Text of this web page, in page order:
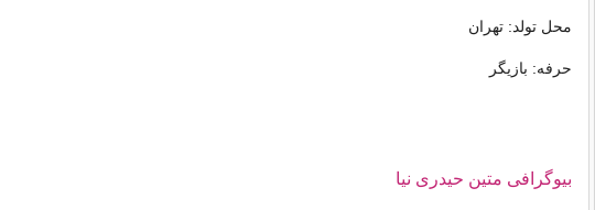
محل تولد: تهران
حرفه: بازیگر
بیوگرافی متین حیدری نیا